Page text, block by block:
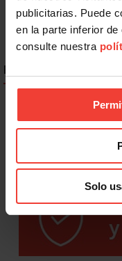
publicitarias. Puede
en la parte inferior
consulte nuestra
Solo
ENLACES DESTACADOS